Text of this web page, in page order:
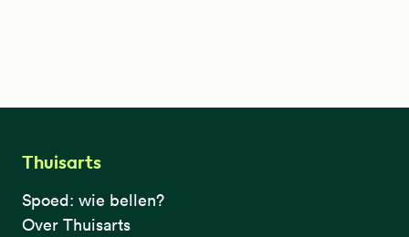
Thuisarts
Spoed: wie bellen?
Over Thuisarts